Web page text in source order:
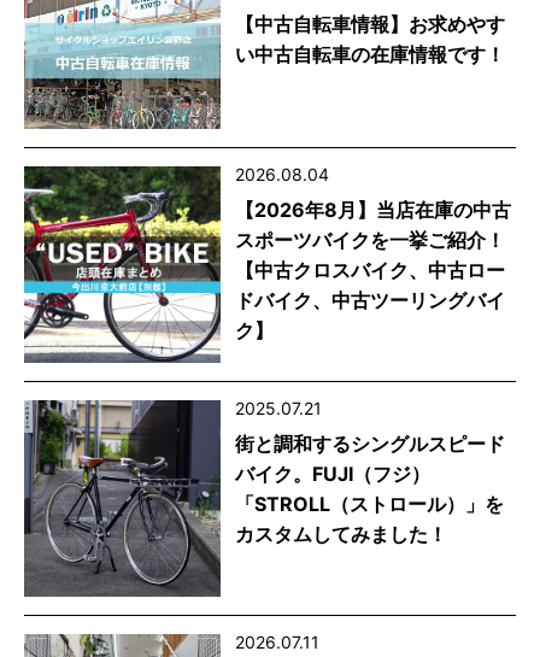
【中古自転車情報】お求めやす
い中古自転車の在庫情報です！
2026.08.04
【2026年8月】当店在庫の中古
スポーツバイクを一挙ご紹介！
【中古クロスバイク、中古ロー
ドバイク、中古ツーリングバイ
ク】
2025.07.21
街と調和するシングルスピード
バイク。FUJI（フジ）
「STROLL（ストロール）」を
カスタムしてみました！
2026.07.11